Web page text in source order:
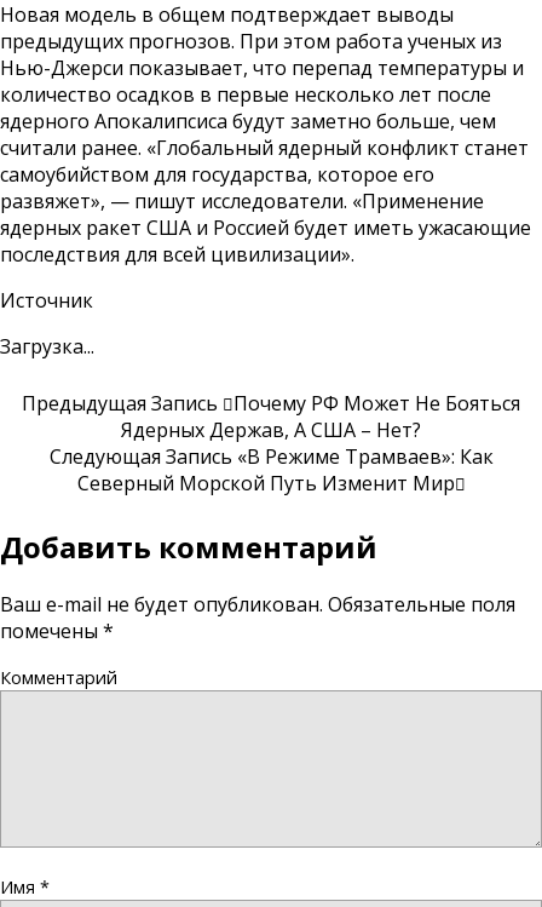
Новая модель в общем подтверждает выводы
предыдущих прогнозов. При этом работа ученых из
Нью-Джерси показывает, что перепад температуры и
количество осадков в первые несколько лет после
ядерного Апокалипсиса будут заметно больше, чем
считали ранее. «Глобальный ядерный конфликт станет
самоубийством для государства, которое его
развяжет», — пишут исследователи. «Применение
ядерных ракет США и Россией будет иметь ужасающие
последствия для всей цивилизации».
Источник
Загрузка...
Предыдущая Запись
Почему РФ Может Не Бояться
Ядерных Держав, А США – Нет?
Следующая Запись «В Режиме Трамваев»: Как
Северный Морской Путь Изменит Мир
Добавить комментарий
Ваш e-mail не будет опубликован. Обязательные поля
помечены *
Комментарий
Имя *